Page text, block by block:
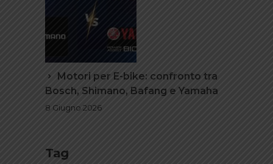
Motori per E-bike: confronto tra
Bosch, Shimano, Bafang e Yamaha
8 Giugno 2026
Tag